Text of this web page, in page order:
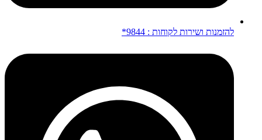
להזמנות ושירות לקוחות : 9844*